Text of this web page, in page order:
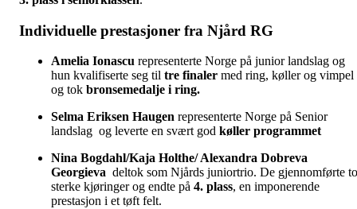
Individuelle prestasjoner fra Njård RG
Amelia Ionascu representerte Norge på junior landslag og
hun kvalifiserte seg til tre finaler med ring, køller og vimpel
og tok bronsemedalje i ring.
Selma Eriksen Haugen representerte Norge på Senior
landslag og leverte en svært god køller programmet
Nina Bogdahl/Kaja Holthe/ Alexandra Dobreva
Georgieva deltok som Njårds juniortrio. De gjennomførte to
sterke kjøringer og endte på 4. plass, en imponerende
prestasjon i et tøft felt.